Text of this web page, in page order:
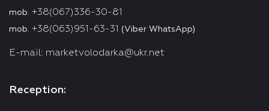
mob. +38(067)336-30-81
mob. +38(063)951-63-31 (Viber WhatsApp)
E-mail: marketvolodarka@ukr.net
Reception: